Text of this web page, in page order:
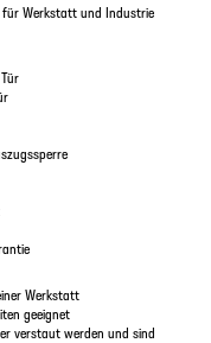
für Werkstatt und Industrie
Werkstatt
geeignet
verstaut werden und sind